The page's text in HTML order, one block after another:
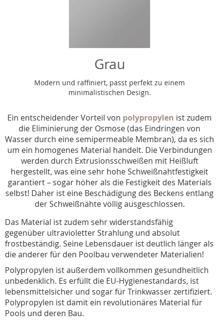
Grau
Modern und raffiniert, passt perfekt zu einem
minimalistischen Design.
Ein entscheidender Vorteil von polypropylen ist zudem
die Eliminierung der Osmose (das Eindringen von
Wasser durch eine semipermeable Membran), da es sich
um ein homogenes Material handelt. Die Verbindungen
werden durch Extrusionsschweißen mit Heißluft
hergestellt, was eine sehr hohe Schweißnahtfestigkeit
garantiert – sogar höher als die Festigkeit des Materials
selbst! Daher ist eine Beschädigung des Beckens entlang
der Schweißnähte völlig ausgeschlossen.
Das Material ist zudem sehr widerstandsfähig
gegenüber ultravioletter Strahlung und absolut
frostbeständig. Seine Lebensdauer ist deutlich länger als
die anderer für den Poolbau verwendeter Materialien!
Polypropylen ist außerdem vollkommen gesundheitlich
unbedenklich. Es erfüllt die EU-Hygienestandards, ist
lebensmittelsicher und sogar für Trinkwasser zertifiziert.
Polypropylen ist damit ein revolutionäres Material für
Pools und deren Bau.